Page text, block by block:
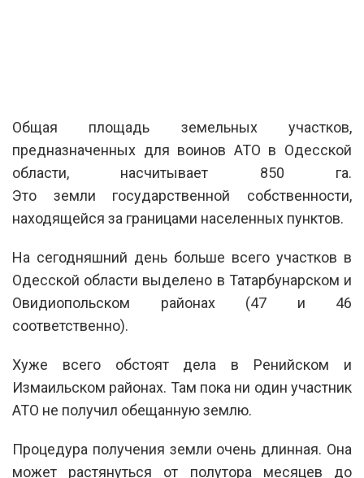
Общая площадь земельных участков,
предназначенных для воинов АТО в Одесской
области, насчитывает 850 га.
Это земли государственной собственности,
находящейся за границами населенных пунктов.
На сегодняшний день больше всего участков в
Одесской области выделено в Татарбунарском и
Овидиопольском районах (47 и 46
соответственно).
Хуже всего обстоят дела в Ренийском и
Измаильском районах. Там пока ни один участник
АТО не получил обещанную землю.
Процедура получения земли очень длинная. Она
может растянуться от полутора месяцев до